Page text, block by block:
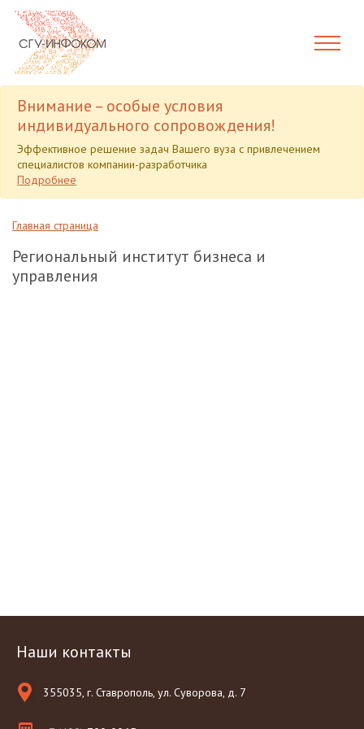
Внимание – особые условия
индивидуального сопровождения!
Эффективное решение задач Вашего вуза с привлечением
специалистов компании-разработчика
Подробнее
Главная страница
Региональный институт бизнеса и
управления
Наши контакты
355035, г. Ставрополь, ул. Суворова, д. 7